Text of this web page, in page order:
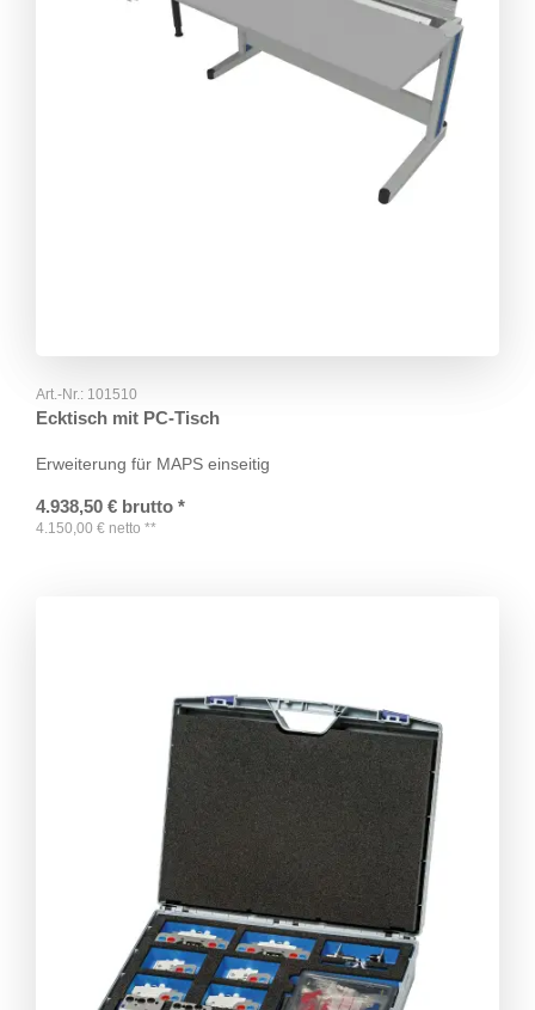
Art.-Nr.: 101510
Ecktisch mit PC-Tisch
Erweiterung für MAPS einseitig
4.938,50 € brutto *
4.150,00 € netto **